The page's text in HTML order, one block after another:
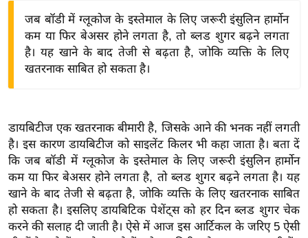
द्यो
त
वि
शे
ष
ज्ञ
रा
जब बॉडी में ग्लूकोज के इस्तेमाल के लिए जरूरी इंसुलिन हार्मोन
कम या फिर बेअसर होने लगता है, तो ब्लड शुगर बढ़ने लगता
है। यह खाने के बाद तेजी से बढ़ता है, जोकि व्यक्ति के लिए
खतरनाक साबित हो सकता है।
डायबिटीज एक खतरनाक बीमारी है, जिसके आने की भनक नहीं लगती
है। इस कारण डायबिटीज को साइलेंट किलर भी कहा जाता है। बता दें
कि जब बॉडी में ग्लूकोज के इस्तेमाल के लिए जरूरी इंसुलिन हार्मोन
कम या फिर बेअसर होने लगता है, तो ब्लड शुगर बढ़ने लगता है। यह
खाने के बाद तेजी से बढ़ता है, जोकि व्यक्ति के लिए खतरनाक साबित
हो सकता है। इसलिए डायबिटिक पेशेंट्स को हर दिन ब्लड शुगर चेक
करने की सलाह दी जाती है। ऐसे में आज इस आर्टिकल के जरिए 5 ऐसी